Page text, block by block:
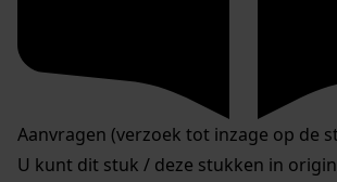
Aanvragen (verzoek tot inzage op de
U kunt dit stuk / deze stukken in